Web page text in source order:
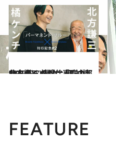
2023.5.1
北方謙三×橘ケンチ対談 EXILEと‟情念” 「陰の部分を書くのが仕事だよ」
カルチャー
FEATURE